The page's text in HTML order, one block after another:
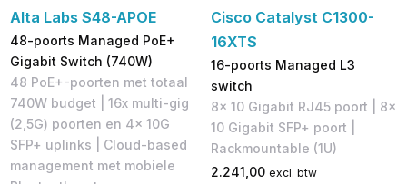
Alta Labs S48-APOE
48-poorts Managed PoE+
Gigabit Switch (740W)
48 PoE+-poorten met totaal
740W budget | 16x multi-gig
(2,5G) poorten en 4x 10G
SFP+ uplinks | Cloud-based
management met mobiele
Cisco Catalyst C1300-
16XTS
16-poorts Managed L3
switch
8x 10 Gigabit RJ45 poort | 8x
10 Gigabit SFP+ poort |
Rackmountable (1U)
2.241,00 excl. btw